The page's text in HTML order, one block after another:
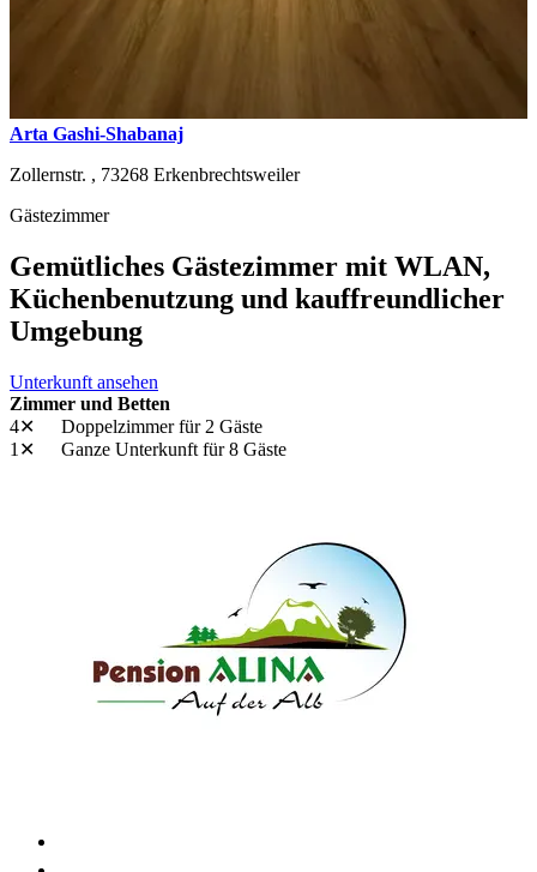
Arta Gashi-Shabanaj
Zollernstr. , 73268 Erkenbrechtsweiler
Gästezimmer
Gemütliches Gästezimmer mit WLAN,
Küchenbenutzung und kauffreundlicher
Umgebung
Unterkunft ansehen
Zimmer und Betten
4✕
Doppelzimmerfür 2 Gäste
1✕
Ganze Unterkunft für 8 Gäste